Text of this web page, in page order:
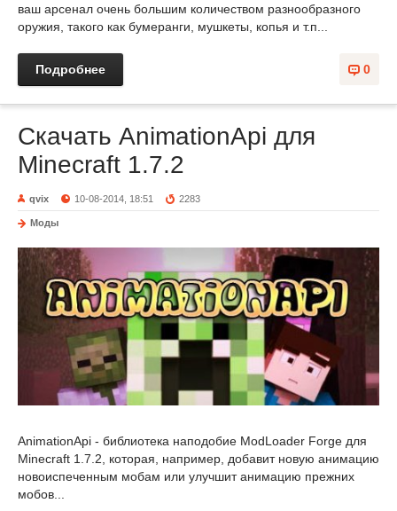
ваш арсенал очень большим количеством разнообразного
оружия, такого как бумеранги, мушкеты, копья и т.п...
0
Подробнее
Скачать AnimationApi для
Minecraft 1.7.2
qvix 10-08-2014, 18:51 2283
Моды
AnimationApi - библиотека наподобие ModLoader Forge для
Minecraft 1.7.2, которая, например, добавит новую анимацию
новоиспеченным мобам или улучшит анимацию прежних
мобов...